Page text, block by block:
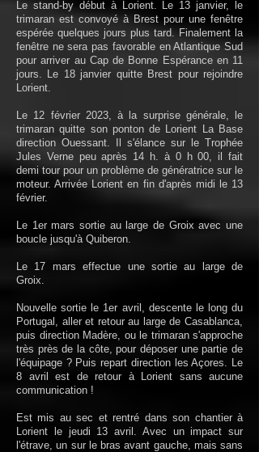
Le stand-by début à Lorient. Le 13 janvier, le
trimaran est convoyé à Brest pour une fenêtre
espérée quelques jours plus tard. Finalement la
fenêtre ne sera pas favorable en Atlantique Sud
pour arriver au Cap de Bonne Espérance en 11
jours. Le 18 janvier quitte Brest pour rejoindre
Lorient.
Le 12 février 2023, à la surprise générale, le
trimaran quitte son ponton de Lorient La Base
direction Ouessant. Il s'élance sur le Trophée
Jules Verne peu après 14 h. à 0 h 00, il fait
demi tour pour un problème de génératrice sur le
moteur. Arrivée Lorient en fin d'après midi le 13
février.
Le 1er mars sortie au large de Groix avec une
boucle jusqu'à Quiberon.
Le 17 mars effectue une sortie au large de
Groix.
Nouvelle sortie le 1er avril, descente le long du
Portugal, aller et retour au large de Casablanca,
puis direction Madère, ou le trimaran s'approche
très près de la côte, pour déposer une partie de
l'équipage ? Puis repart direction les Açores. Le
8 avril est de retour à Lorient sans aucune
communication !
Est mis au sec et rentré dans son chantier à
Lorient le jeudi 13 avril. Avec un impact sur
l'étrave, un sur le bras avant gauche, mais sans